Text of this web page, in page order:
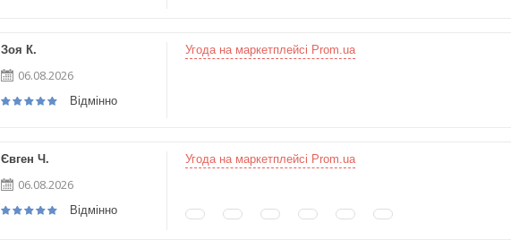
Зоя К.
06.08.2026
Відмінно
Угода на маркетплейсі Prom.ua
Євген Ч.
06.08.2026
Відмінно
Угода на маркетплейсі Prom.ua